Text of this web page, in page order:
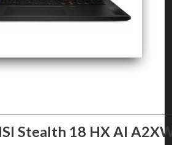
Stealth 18 HX AI